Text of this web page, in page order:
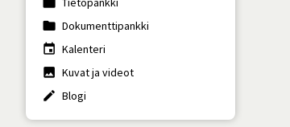
folder Dokumenttipankki
insert_invitation Kalenteri
photo Kuvat ja videot
create Blogi